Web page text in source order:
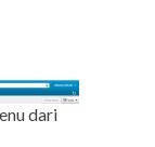
dari